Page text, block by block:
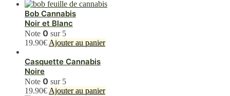
Bob Cannabis
Noir et Blanc
Note 0 sur 5
19.90€Ajouter au panier
Casquette Cannabis
Noire
Note 0 sur 5
19.90€Ajouter au panier